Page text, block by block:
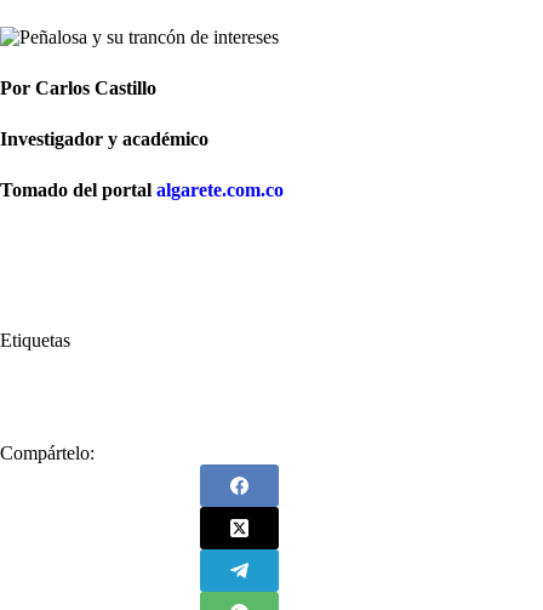
Por Carlos Castillo
Investigador y académico
Tomado del portal algarete.com.co
Etiquetas
Compártelo: